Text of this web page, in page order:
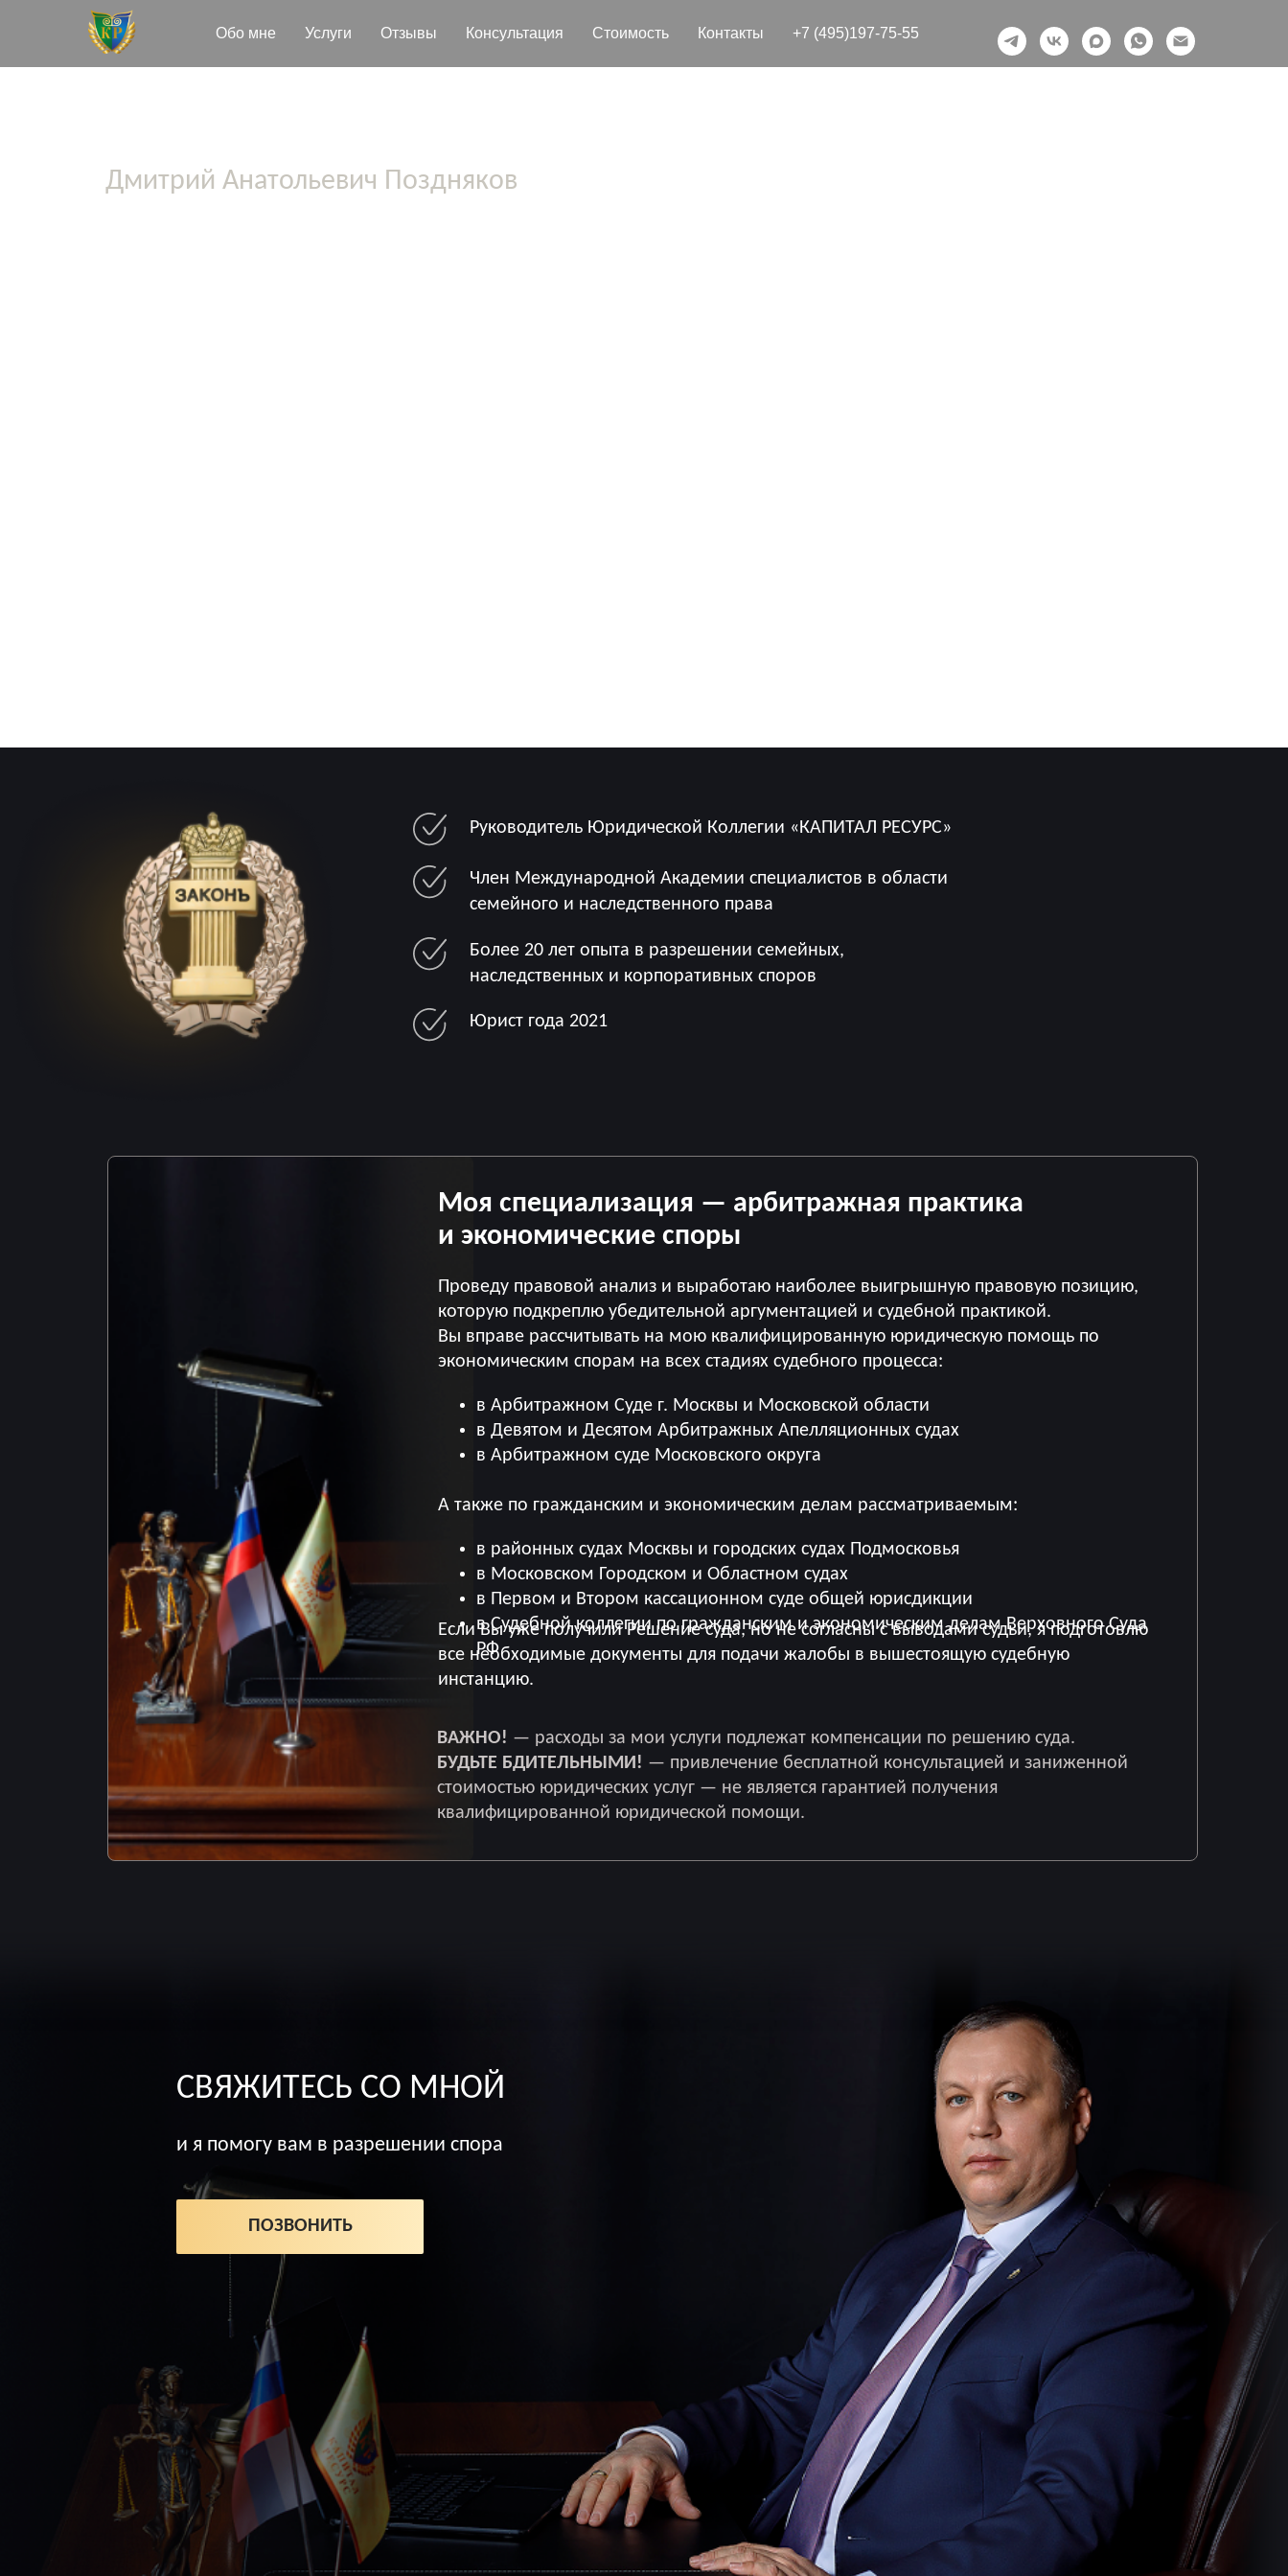
Oбо мне Услуги Отзывы Консультация Стоимость Контакты +7 (495)197-75-55
Дмитрий Анатольевич Поздняков
Руководитель Юридической Коллегии «КАПИТАЛ РЕСУРС»
Член Международной Академии специалистов в области
семейного и наследственного права
Более 20 лет опыта в разрешении семейных,
наследственных и корпоративных споров
Юрист года 2021
Моя специализация — арбитражная практика
и экономические споры
Если Вы уже получили Решение суда, но не согласны с выводами судьи, я подготовлю
все необходимые документы для подачи жалобы в вышестоящую судебную
инстанцию.
ВАЖНО! — расходы за мои услуги подлежат компенсации по решению суда.
БУДЬТЕ БДИТЕЛЬНЫМИ! — привлечение бесплатной консультацией и заниженной
стоимостью юридических услуг — не является гарантией получения
квалифицированной юридической помощи.
Проведу правовой анализ и выработаю наиболее выигрышную правовую позицию,
которую подкреплю убедительной аргументацией и судебной практикой.
Вы вправе рассчитывать на мою квалифицированную юридическую помощь по
экономическим спорам на всех стадиях судебного процесса:
в Арбитражном Суде г. Москвы и Московской области
в Девятом и Десятом Арбитражных Апелляционных судах
в Арбитражном суде Московского округа
А также по гражданским и экономическим делам рассматриваемым:
в районных судах Москвы и городских судах Подмосковья
в Московском Городском и Областном судах
в Первом и Втором кассационном суде общей юрисдикции
в Судебной коллегии по гражданским и экономическим делам Верховного Суда
РФ
и я помогу вам в разрешении спора
СВЯЖИТЕСЬ СО МНОЙ
ПОЗВОНИТЬ